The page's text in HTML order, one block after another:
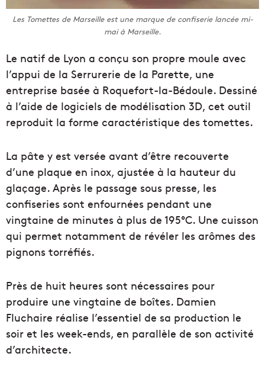
Les Tomettes de Marseille est une marque de confiserie lancée mi-
mai à Marseille.
Le natif de Lyon a conçu son propre moule avec
l’appui de la Serrurerie de la Parette, une
entreprise basée à Roquefort-la-Bédoule. Dessiné
à l’aide de logiciels de modélisation 3D, cet outil
reproduit la forme caractéristique des tomettes.
La pâte y est versée avant d’être recouverte
d’une plaque en inox, ajustée à la hauteur du
glaçage. Après le passage sous presse, les
confiseries sont enfournées pendant une
vingtaine de minutes à plus de 195°C. Une cuisson
qui permet notamment de révéler les arômes des
pignons torréfiés.
Près de huit heures sont nécessaires pour
produire une vingtaine de boîtes. Damien
Fluchaire réalise l’essentiel de sa production le
soir et les week-ends, en parallèle de son activité
d’architecte.